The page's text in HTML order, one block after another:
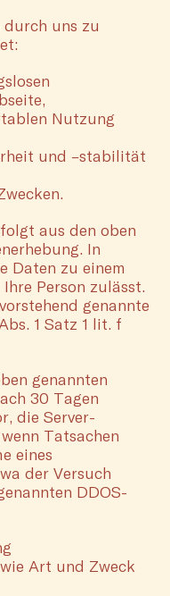
durch uns zu
Nutzung
und –stabilität
aus den oben
In
Daten zu einem
Person zulässt.
genannte
1 Satz 1 lit. f
genannten
30 Tagen
die Server-
Tatsachen
eines
der Versuch
DDOS-
Art und Zweck